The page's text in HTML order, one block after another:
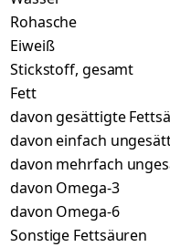
Rohasche
Eiweiß
Stickstoff, gesamt
Fett
davon gesättigte
davon einfach
davon mehrfach
davon Omega-3
davon Omega-6
Sonstige Fettsäuren